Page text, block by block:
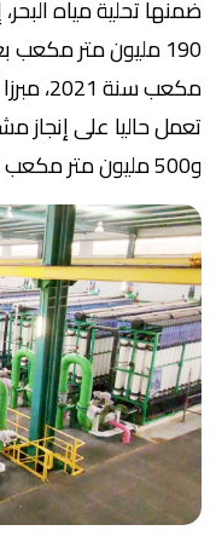
ضمنها تحلية مياه البحر،
مكعب
تعمل حاليا على إنجاز
و500 مليون متر مكعب سنة 2030.